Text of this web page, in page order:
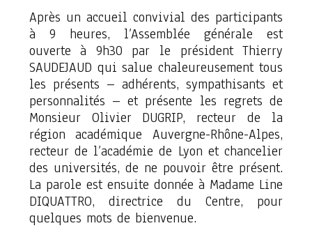
Après un accueil convivial des participants
à 9 heures, l’Assemblée générale est
ouverte à 9h30 par le président Thierry
SAUDEJAUD qui salue chaleureusement tous
les présents – adhérents, sympathisants et
personnalités – et présente les regrets de
Monsieur Olivier DUGRIP, recteur de la
région académique Auvergne-Rhône-Alpes,
recteur de l’académie de Lyon et chancelier
des universités, de ne pouvoir être présent.
La parole est ensuite donnée à Madame Line
DIQUATTRO, directrice du Centre, pour
quelques mots de bienvenue.